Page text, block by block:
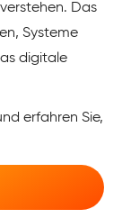
Das
Systeme
digitale
erfahren Sie,